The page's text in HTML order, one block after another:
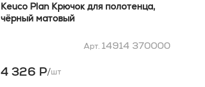
Keuco Plan Крючок для полотенца,
чёрный матовый
Арт. 14914 370000
4 326 Р/шт